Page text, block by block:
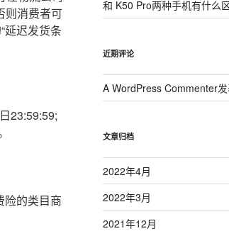
则消费者可
延迟发货条
23:59:59;
险的类目商
和 K50 Pro两种手机有什么
近期评论
A WordPress Commenter
文章归档
2022年4月
2022年3月
2021年12月